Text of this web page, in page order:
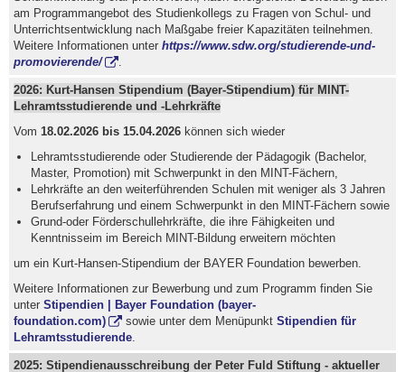
am Programmangebot des Studienkollegs zu Fragen von Schul- und
Unterrichtsentwicklung nach Maßgabe freier Kapazitäten teilnehmen.
Weitere Informationen unterhttps://www.sdw.org/studierende-und-
promovierende/
.
2026: Kurt-Hansen Stipendium (Bayer-Stipendium) für MINT-
Lehramtsstudierende und -Lehrkräfte
Vom 18.02.2026 bis 15.04.2026 können sich wieder
Lehramtsstudierende oder Studierende der Pädagogik (Bachelor,
Master, Promotion) mit Schwerpunkt in den MINT-Fächern,
Lehrkräfte an den weiterführenden Schulen mit weniger als 3 Jahren
Berufserfahrung und einem Schwerpunkt in den MINT-Fächern sowie
Grund-oder Förderschullehrkräfte, die ihre Fähigkeiten und
Kenntnisseim im Bereich MINT-Bildung erweitern möchten
um ein Kurt-Hansen-Stipendium der BAYER Foundation bewerben.
Weitere Informationen zur Bewerbung und zum Programm finden Sie
unterStipendien | Bayer Foundation (bayer-
foundation.com)
sowie unter dem MenüpunktStipendien für
Lehramtsstudierende
2025: Stipendienausschreibung der Peter Fuld Stiftung - aktueller